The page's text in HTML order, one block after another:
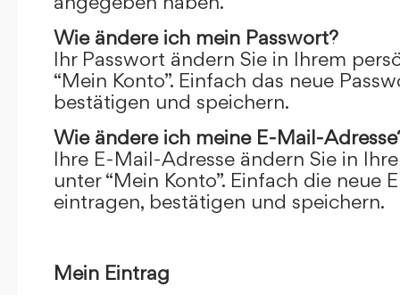
Wie ändere ich mein Passwort?
Ihr Passwort ändern Sie in Ihrem
“Mein Konto”. Einfach das neue
bestätigen und speichern.
Wie ändere ich meine E-Mail-
Ihre E-Mail-Adresse ändern Sie in
unter “Mein Konto”. Einfach die neue
eintragen, bestätigen und speichern.
Mein Eintrag